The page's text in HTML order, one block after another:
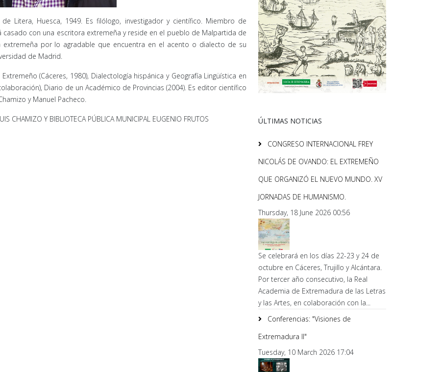
Litera, Huesca, 1949. Es filólogo, investigador y científico. Miembro de
con una escritora extremeña y reside en el pueblo de Malpartida de
extremeña por lo agradable que encuentra en el acento o dialecto de su
de Madrid.
(Cáceres, 1980), Dialectología hispánica y Geografía Lingüística en
Diario de un Académico de Provincias (2004). Es editor científico
y Manuel Pacheco.
CHAMIZO Y BIBLIOTECA PÚBLICA MUNICIPAL EUGENIO FRUTOS ÚLTIMAS NOTICIAS
CONGRESO INTERNACIONAL FREY
NICOLÁS DE OVANDO: EL EXTREMEÑO
QUE ORGANIZÓ EL NUEVO MUNDO. XV
JORNADAS DE HUMANISMO.
Thursday, 18 June 2026 00:56
Se celebrará en los días 22-23 y 24 de
octubre en Cáceres, Trujillo y Alcántara.
Por tercer año consecutivo, la Real
Academia de Extremadura de las Letras
y las Artes, en colaboración con la...
Conferencias: "Visiones de
Extremadura II"
Tuesday, 10 March 2026 17:04